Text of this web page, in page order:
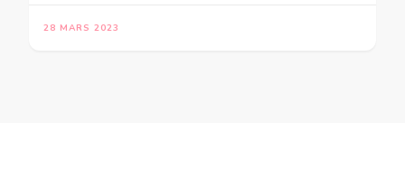
28 MARS 2023